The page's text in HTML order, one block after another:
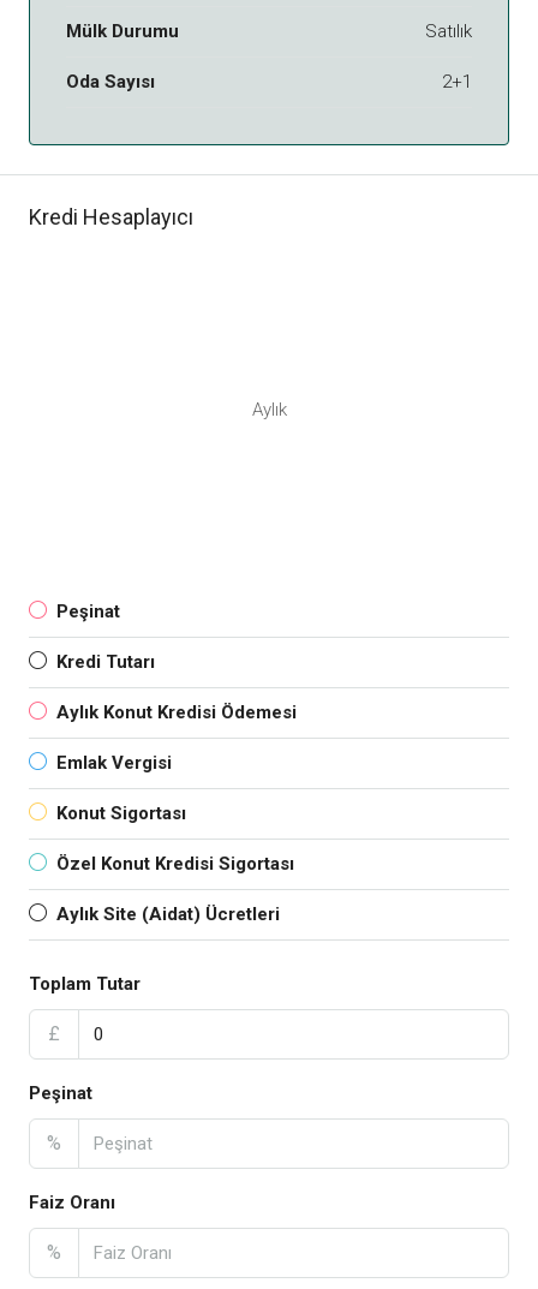
Mülk Durumu Satılık
Oda Sayısı 2+1
Kredi Hesaplayıcı
Aylık
Peşinat
Kredi Tutarı
Aylık Konut Kredisi Ödemesi
Emlak Vergisi
Konut Sigortası
Özel Konut Kredisi Sigortası
Aylık Site (Aidat) Ücretleri
Toplam Tutar
£
Peşinat
%
Faiz Oranı
%